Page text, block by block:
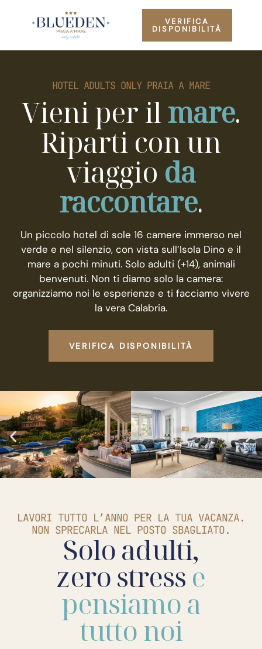
VERIFICA
DISPONIBILITÀ
HOTEL ADULTS ONLY PRAIA A MARE
Vieni per ilmare.
Riparti con un
viaggio da
raccontare.
Un piccolo hotel di sole 16 camere immerso nel
verde e nel silenzio, con vista sull’Isola Dino e il
mare a pochi minuti. Solo adulti (+14), animali
benvenuti. Non ti diamo solo la camera:
organizziamo noi le esperienze e ti facciamo vivere
la vera Calabria.
VERIFICA DISPONIBILITÀ
LAVORI TUTTO L’ANNO PER LA TUA VACANZA.
NON SPRECARLA NEL POSTO SBAGLIATO.
Solo adulti,
zero stress e
pensiamo a
tutto noi